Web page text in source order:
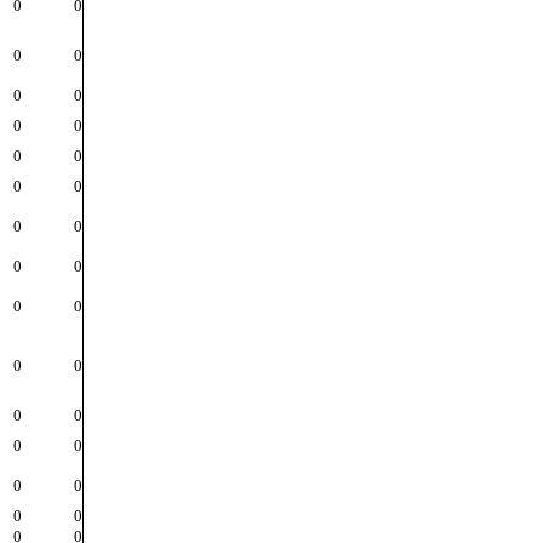
0
0
0 0
0
0
0
0
0
0
0
0
0
0
0
0
0
0
0 0
0
0
0
0
0
0
0
0
0
0